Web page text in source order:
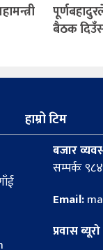
बैठक
हाम्रो टिम
बजार
सम्पर्कः
Email:
प्रवास